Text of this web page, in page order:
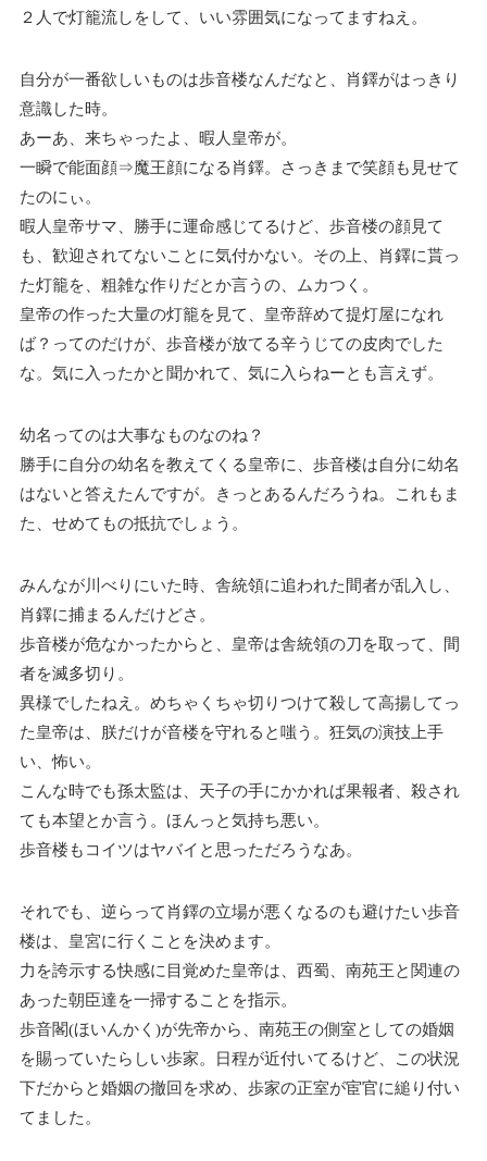
２人で灯籠流しをして、いい雰囲気になってますねえ。
自分が一番欲しいものは歩音楼なんだなと、肖鐸がはっきり
意識した時。
あーあ、来ちゃったよ、暇人皇帝が。
一瞬で能面顔⇒魔王顔になる肖鐸。さっきまで笑顔も見せて
たのにぃ。
暇人皇帝サマ、勝手に運命感じてるけど、歩音楼の顔見て
も、歓迎されてないことに気付かない。その上、肖鐸に貰っ
た灯籠を、粗雑な作りだとか言うの、ムカつく。
皇帝の作った大量の灯籠を見て、皇帝辞めて提灯屋になれ
ば？ってのだけが、歩音楼が放てる辛うじての皮肉でした
な。気に入ったかと聞かれて、気に入らねーとも言えず。
幼名ってのは大事なものなのね？
勝手に自分の幼名を教えてくる皇帝に、歩音楼は自分に幼名
はないと答えたんですが。きっとあるんだろうね。これもま
た、せめてもの抵抗でしょう。
みんなが川べりにいた時、舎統領に追われた間者が乱入し、
肖鐸に捕まるんだけどさ。
歩音楼が危なかったからと、皇帝は舎統領の刀を取って、間
者を滅多切り。
異様でしたねえ。めちゃくちゃ切りつけて殺して高揚してっ
た皇帝は、朕だけが音楼を守れると嗤う。狂気の演技上手
い、怖い。
こんな時でも孫太監は、天子の手にかかれば果報者、殺され
ても本望とか言う。ほんっと気持ち悪い。
歩音楼もコイツはヤバイと思っただろうなあ。
それでも、逆らって肖鐸の立場が悪くなるのも避けたい歩音
楼は、皇宮に行くことを決めます。
力を誇示する快感に目覚めた皇帝は、西蜀、南苑王と関連の
あった朝臣達を一掃することを指示。
歩音閣(ほいんかく)が先帝から、南苑王の側室としての婚姻
を賜っていたらしい歩家。日程が近付いてるけど、この状況
下だからと婚姻の撤回を求め、歩家の正室が宦官に縋り付い
てました。